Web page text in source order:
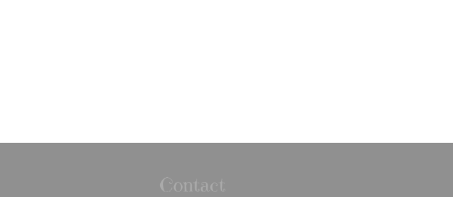
Contact